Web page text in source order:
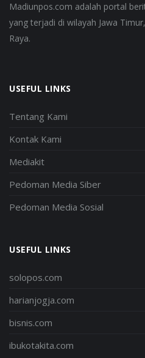
Madiunpos.com adalah portal
yang terjadi di wilayah Jawa
Raya.
USEFUL LINKS
Tentang Kami
Kontak Kami
Mediakit
Pedoman Media Siber
Pedoman Media Sosial
USEFUL LINKS
solopos.com
harianjogja.com
bisnis.com
ibukotakita.com